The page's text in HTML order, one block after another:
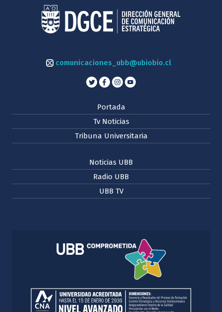
comunicaciones_ubb@ubiobio.cl
Portada
Tv Noticias
Tribuna Universitaria
Noticias UBB
Radio UBB
UBB TV